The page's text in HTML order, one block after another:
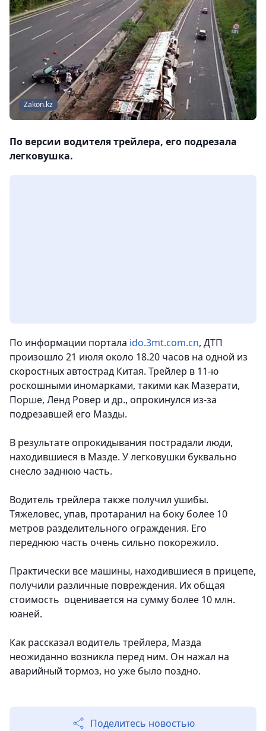
Zakon.kz
По версии водителя трейлера, его подрезала
легковушка.
По информации портала ido.3mt.com.cn, ДТП
произошло 21 июля около 18.20 часов на одной из
скоростных автострад Китая. Трейлер в 11-ю
роскошными иномарками, такими как Мазерати,
Порше, Ленд Ровер и др., опрокинулся из-за
подрезавшей его Мазды.
В результате опрокидывания пострадали люди,
находившиеся в Мазде. У легковушки буквально
снесло заднюю часть.
Водитель трейлера также получил ушибы.
Тяжеловес, упав, протаранил на боку более 10
метров разделительного ограждения. Его
переднюю часть очень сильно покорежило.
Практически все машины, находившиеся в прицепе,
получили различные повреждения. Их общая
стоимость оценивается на сумму более 10 млн.
юаней.
Как рассказал водитель трейлера, Мазда
неожиданно возникла перед ним. Он нажал на
аварийный тормоз, но уже было поздно.
Поделитесь новостью